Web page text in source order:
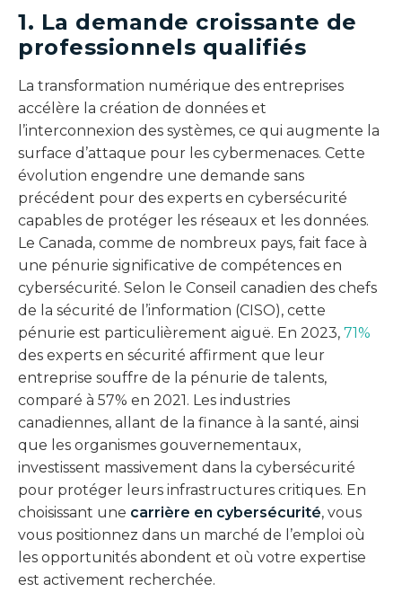
1. La demande croissante de
professionnels qualifiés
La transformation numérique des entreprises
accélère la création de données et
l’interconnexion des systèmes, ce qui augmente la
surface d’attaque pour les cybermenaces. Cette
évolution engendre une demande sans
précédent pour des experts en cybersécurité
capables de protéger les réseaux et les données.
Le Canada, comme de nombreux pays, fait face à
une pénurie significative de compétences en
cybersécurité. Selon le Conseil canadien des chefs
de la sécurité de l’information (CISO), cette
pénurie est particulièrement aiguë. En 2023, 71%
des experts en sécurité affirment que leur
entreprise souffre de la pénurie de talents,
comparé à 57% en 2021. Les industries
canadiennes, allant de la finance à la santé, ainsi
que les organismes gouvernementaux,
investissent massivement dans la cybersécurité
pour protéger leurs infrastructures critiques. En
choisissant une carrière en cybersécurité, vous
vous positionnez dans un marché de l’emploi où
les opportunités abondent et où votre expertise
est activement recherchée.